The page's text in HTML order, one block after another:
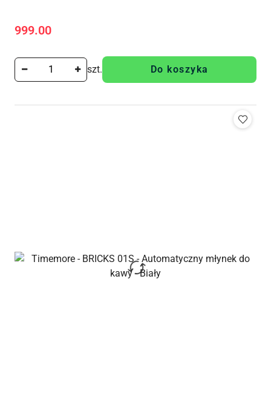
Cena:
999.00
szt. Do koszyka